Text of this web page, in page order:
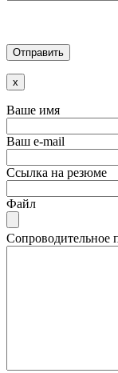
x
Ваше имя
Ваш e-mail
Ссылка на резюме
Файл
Сопроводительное